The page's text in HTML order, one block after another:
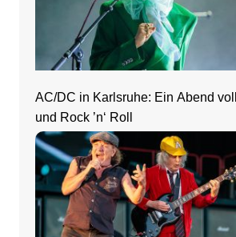
AC/DC in Karlsruhe: Ein Abend
und Rock ’n‘ Roll